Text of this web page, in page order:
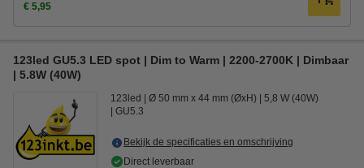
€ 5,95
123led GU5.3 LED spot | Dim to Warm | 2200-2700K | Dimbaar
| 5.8W (40W)
123led Ø 50 mm x 44 mm (ØxH)
5,8 W (40W)
GU5.3
Bekijk de specificaties en omschrijving
Direct leverbaar